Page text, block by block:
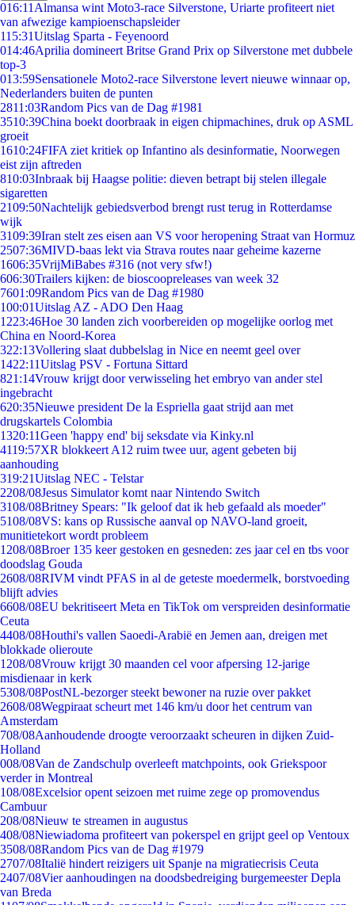
016:11 Almansa wint Moto3-race Silverstone, Uriarte profiteert niet
van afwezige kampioenschapsleider
115:31Uitslag Sparta - Feyenoord
014:46Aprilia domineert Britse Grand Prix op Silverstone met dubbele
top-3
013:59Sensationele Moto2-race Silverstone levert nieuwe winnaar op,
Nederlanders buiten de punten
2811:03Random Pics van de Dag #1981
3510:39China boekt doorbraak in eigen chipmachines, druk op ASML
groeit
1610:24FIFA ziet kritiek op Infantino als desinformatie, Noorwegen
eist zijn aftreden
810:03Inbraak bij Haagse politie: dieven betrapt bij stelen illegale
sigaretten
2109:50Nachtelijk gebiedsverbod brengt rust terug in Rotterdamse
wijk
3109:39Iran stelt zes eisen aan VS voor heropening Straat van Hormuz
2507:36MIVD-baas lekt via Strava routes naar geheime kazerne
1606:35VrijMiBabes #316 (not very sfw!)
606:30Trailers kijken: de bioscoopreleases van week 32
7601:09Random Pics van de Dag #1980
100:01Uitslag AZ - ADO Den Haag
1223:46Hoe 30 landen zich voorbereiden op mogelijke oorlog met
China en Noord-Korea
322:13Vollering slaat dubbelslag in Nice en neemt geel over
1422:11Uitslag PSV - Fortuna Sittard
821:14Vrouw krijgt door verwisseling het embryo van ander stel
ingebracht
620:35Nieuwe president De la Espriella gaat strijd aan met
drugskartels Colombia
1320:11Geen 'happy end' bij seksdate via Kinky.nl
4119:57XR blokkeert A12 ruim twee uur, agent gebeten bij
aanhouding
319:21Uitslag NEC - Telstar
2208/08Jesus Simulator komt naar Nintendo Switch
3108/08Britney Spears: "Ik geloof dat ik heb gefaald als moeder"
5108/08VS: kans op Russische aanval op NAVO-land groeit,
munitietekort wordt probleem
1208/08Broer 135 keer gestoken en gesneden: zes jaar cel en tbs voor
doodslag Gouda
2608/08RIVM vindt PFAS in al de geteste moedermelk, borstvoeding
blijft advies
6608/08EU bekritiseert Meta en TikTok om verspreiden desinformatie
Ceuta
4408/08Houthi's vallen Saoedi-Arabië en Jemen aan, dreigen met
blokkade olieroute
1208/08Vrouw krijgt 30 maanden cel voor afpersing 12-jarige
misdienaar in kerk
5308/08PostNL-bezorger steekt bewoner na ruzie over pakket
2608/08Wegpiraat scheurt met 146 km/u door het centrum van
Amsterdam
708/08Aanhoudende droogte veroorzaakt scheuren in dijken Zuid-
Holland
008/08Van de Zandschulp overleeft matchpoints, ook Griekspoor
verder in Montreal
108/08Excelsior opent seizoen met ruime zege op promovendus
Cambuur
208/08Nieuw te streamen in augustus
408/08Niewiadoma profiteert van pokerspel en grijpt geel op Ventoux
3508/08Random Pics van de Dag #1979
2707/08Italië hindert reizigers uit Spanje na migratiecrisis Ceuta
2407/08Vier aanhoudingen na doodsbedreiging burgemeester Depla
van Breda